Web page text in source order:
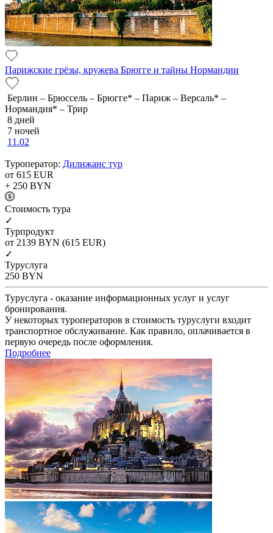
Парижские грёзы, кружева Брюгге и тайны Нормандии
Берлин – Брюссель – Брюгге* – Париж – Версаль* –
Нормандия* – Трир
8 дней
7 ночей
11.02
Туроператор: Дилижанс тур
от 615 EUR
+ 250 BYN
Cтоимость тура
✓
Турпродукт
от 2139 BYN (615 EUR)
✓
Туруслуга
250 BYN
Туруслуга - оказание информационных услуг и услуг
бронирования.
У некоторых туроператоров в стоимость туруслуги входит
транспортное обслуживание. Как правило, оплачивается в
первую очередь после оформления.
Подробнее